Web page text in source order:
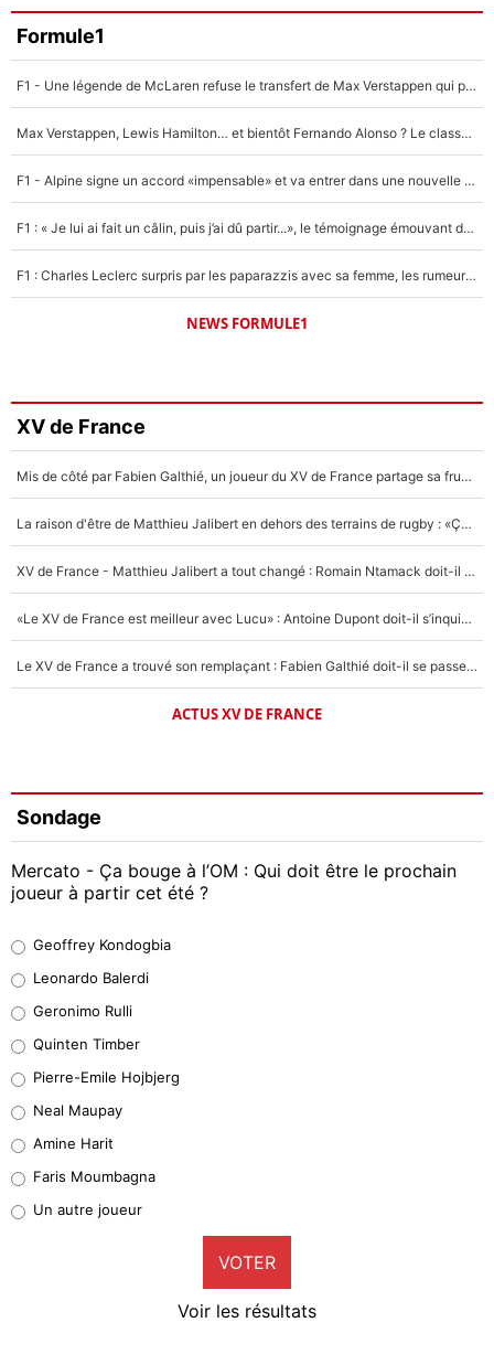
Formule1
F1 - Une légende de McLaren refuse le transfert de Max Verstappen qui pourrait «faire des vagues» et plomber l'ambiance dans l'équipe
Max Verstappen, Lewis Hamilton… et bientôt Fernando Alonso ? Le classement des pilotes les mieux payés en Formule 1 risque de changer !
F1 - Alpine signe un accord «impensable» et va entrer dans une nouvelle dimension : Grande nouvelle pour Pierre Gasly !
F1 : « Je lui ai fait un câlin, puis j’ai dû partir...», le témoignage émouvant de Max Verstappen sur sa fille
F1 : Charles Leclerc surpris par les paparazzis avec sa femme, les rumeurs étaient vraies !
NEWS FORMULE1
XV de France
Mis de côté par Fabien Galthié, un joueur du XV de France partage sa frustration : «ils ne me l’ont pas dit tout de suite»
La raison d'être de Matthieu Jalibert en dehors des terrains de rugby : «Ça m'atteint autant que si tu touches à un membre de ma famille»
XV de France - Matthieu Jalibert a tout changé : Romain Ntamack doit-il s’inquiéter pour sa place à un an de la Coupe du monde ?
«Le XV de France est meilleur avec Lucu» : Antoine Dupont doit-il s’inquiéter pour sa place ?
Le XV de France a trouvé son remplaçant : Fabien Galthié doit-il se passer d'Antoine Dupont ?
ACTUS XV DE FRANCE
Sondage
Mercato - Ça bouge à l’OM : Qui doit être le prochain
joueur à partir cet été ?
38%
32%
5%
1%
8%
Geoffrey Kondogbia
Leonardo Balerdi
Geronimo Rulli
Quinten Timber
Pierre-Emile Hojbjerg
Neal Maupay
Amine Harit
Faris Moumbagna
Un autre joueur
VOTER
Voir les résultats